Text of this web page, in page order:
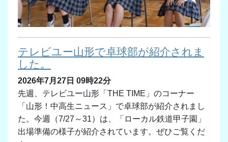
テレビユー山形で卓球部が紹介されま
した。
2026年7月27日 09時22分
先週、テレビユー山形「THE TIME」のコーナー
「山形！中高生ニュース」で卓球部が紹介されまし
た。今週（7/27～31）は、「ローカル鉄道甲子園」
出場準備の様子が紹介されています。ぜひご覧くだ